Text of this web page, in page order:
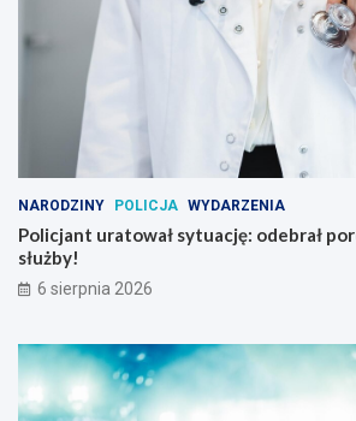
NARODZINY POLICJA WYDARZENIA
Policjant uratował sytuację: odebrał
służby!
6 sierpnia 2026